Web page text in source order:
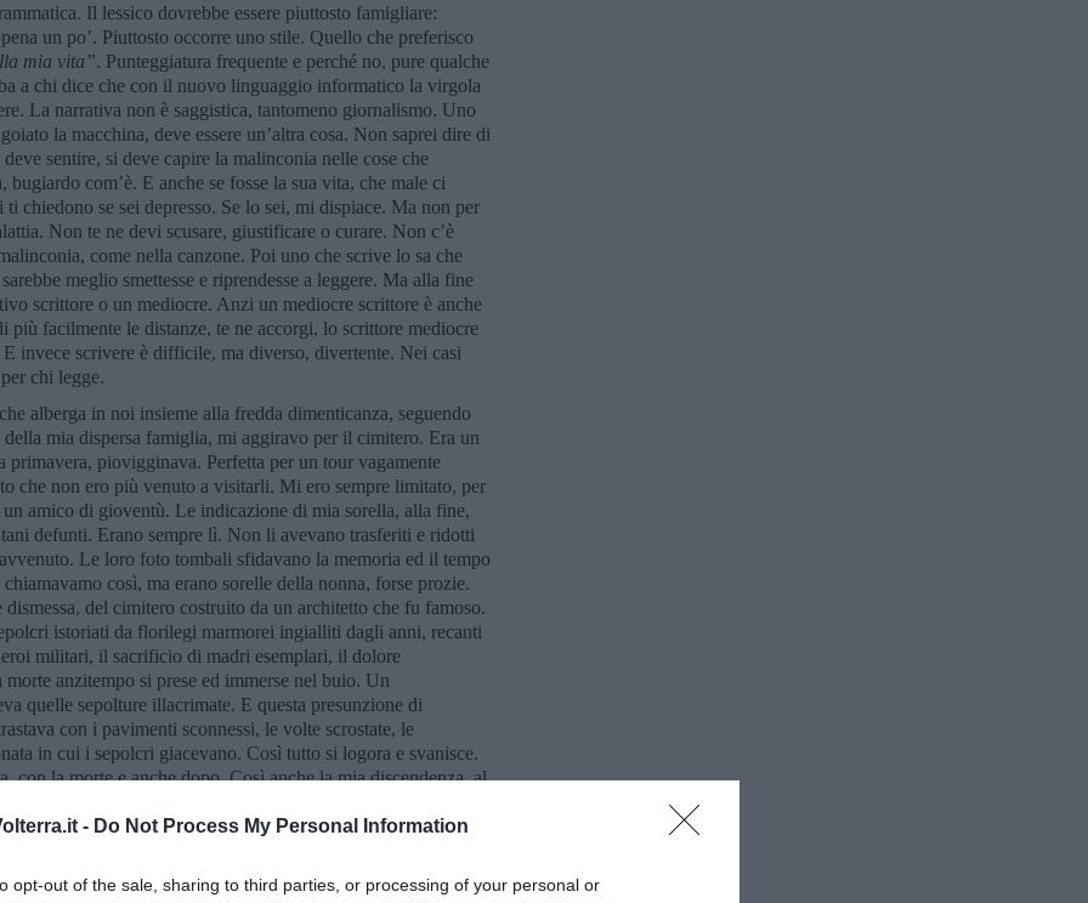
- Do Not Process My Personal Information
opt-out of the sale, sharing to third parties, or processing of your personal or
Il lessico dovrebbe essere piuttosto famigliare:
un po’. Piuttosto occorre uno stile. Quello che preferisco
mia vita”. Punteggiatura frequente e perché no, pure qualche
a chi dice che con il nuovo linguaggio informatico la virgola
La narrativa non è saggistica, tantomeno giornalismo. Uno
la macchina, deve essere un’altra cosa. Non saprei dire di
sentire, si deve capire la malinconia nelle cose che
com’è. E anche se fosse la sua vita, che male ci
chiedono se sei depresso. Se lo sei, mi dispiace. Ma non per
Non te ne devi scusare, giustificare o curare. Non c’è
come nella canzone. Poi uno che scrive lo sa che
meglio smettesse e riprendesse a leggere. Ma alla fine
scrittore o un mediocre. Anzi un mediocre scrittore è anche
facilmente le distanze, te ne accorgi, lo scrittore mediocre
invece scrivere è difficile, ma diverso, divertente. Nei casi
chi legge.
alberga in noi insieme alla fredda dimenticanza, seguendo
mia dispersa famiglia, mi aggiravo per il cimitero. Era un
primavera, piovigginava. Perfetta per un tour vagamente
che non ero più venuto a visitarli. Mi ero sempre limitato, per
amico di gioventù. Le indicazione di mia sorella, alla fine,
defunti. Erano sempre lì. Non li avevano trasferiti e ridotti
Le loro foto tombali sfidavano la memoria ed il tempo
così, ma erano sorelle della nonna, forse prozie.
del cimitero costruito da un architetto che fu famoso.
istoriati da florilegi marmorei ingialliti dagli anni, recanti
militari, il sacrificio di madri esemplari, il dolore
anzitempo si prese ed immerse nel buio. Un
quelle sepolture illacrimate. E questa presunzione di
con i pavimenti sconnessi, le volte scrostate, le
in cui i sepolcri giacevano. Così tutto si logora e svanisce.
con la morte e anche dopo. Così anche la mia discendenza, al
scrittura è un retaggio sepolcrale che consegnamo al tempo
bruciata prima a 451 gradi fahrenheit -ma è la temperatura a
come ogni cosa, sarà dispersa e dimenticata. Ma questo
malinconia che, sembrerà strano, mi aiuta a vivere e a